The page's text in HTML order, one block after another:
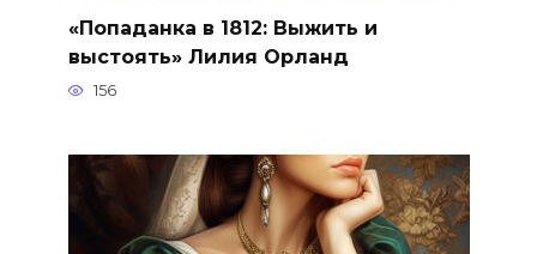
«Попаданка в 1812: Выжить и
выстоять» Лилия Орланд
156